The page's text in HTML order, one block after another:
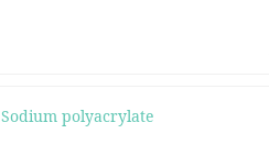
Sodium polyacrylate